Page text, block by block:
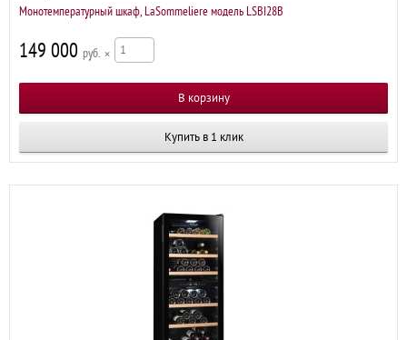
Монотемпературный шкаф, LaSommeliere модель LSBI28B
149 000 р ×
Купить в 1 клик